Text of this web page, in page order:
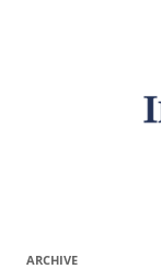
ARCHIVE